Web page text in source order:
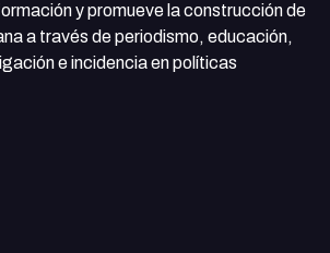
y promueve la construcción de
a través de periodismo, educación,
e incidencia en políticas